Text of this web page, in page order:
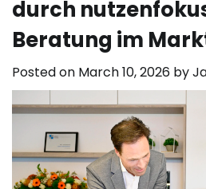
durch
Beratung im
Posted on March 10, 2026 by